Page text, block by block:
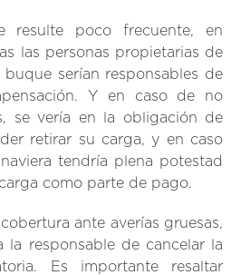
resulte poco frecuente, en
las personas propietarias de
buque serían responsables de
Y en caso de no
se vería en la obligación de
retirar su carga, y en caso
tendría plena potestad
como parte de pago.
ante averías gruesas,
la responsable de cancelar la
Es importante resaltar